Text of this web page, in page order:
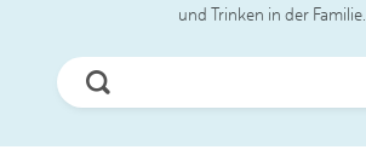
und Trinken in der Familie.
Jetzt
Suchen